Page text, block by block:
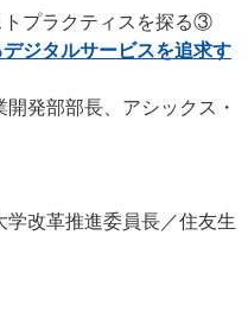
トプラクティスを探る③
ジタルサービスを追求す
開発部部長、アシックス・
学改革推進委員長／住友生